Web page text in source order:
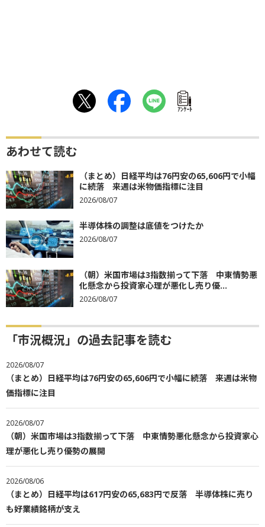
ｱﾝｹｰﾄ
あわせて読む
（まとめ）日経平均は76円安の65,606円で小幅
に続落 来週は米物価指標に注目
2026/08/07
半導体株の調整は底値をつけたか
2026/08/07
（朝）米国市場は3指数揃って下落 中東情勢悪
化懸念から投資家心理が悪化し売り優...
2026/08/07
「市況概況」の過去記事を読む
2026/08/07
（まとめ）日経平均は76円安の65,606円で小幅に続落 来週は米物
価指標に注目
2026/08/07
（朝）米国市場は3指数揃って下落 中東情勢悪化懸念から投資家心
理が悪化し売り優勢の展開
2026/08/06
（まとめ）日経平均は617円安の65,683円で反落 半導体株に売り
も好業績銘柄が支え